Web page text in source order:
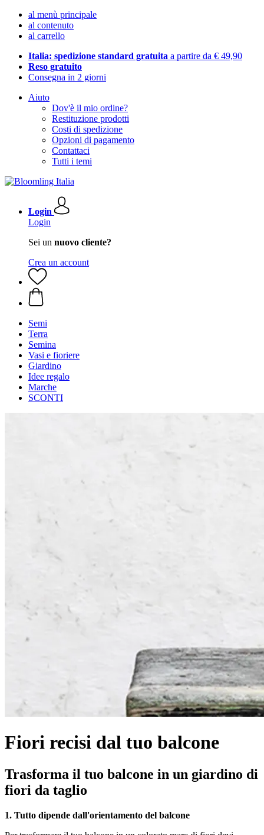
al menù principale
al contenuto
al carrello
Italia: spedizione standard gratuita a partire da € 49,90
Reso gratuito
Consegna in 2 giorni
Aiuto
Dov'è il mio ordine?
Restituzione prodotti
Costi di spedizione
Opzioni di pagamento
Contattaci
Tutti i temi
Login
Login
Sei un nuovo cliente?
Crea un account
Semi
Terra
Semina
Vasi e fioriere
Giardino
Idee regalo
Marche
SCONTI
Fiori recisi dal tuo balcone
Trasforma il tuo balcone in un giardino di
fiori da taglio
1. Tutto dipende dall'orientamento del balcone